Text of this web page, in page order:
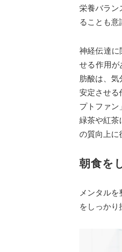
栄養バラン
ることも意
神経伝達に
せる作用が
肪酸は、気
安定させる
プトファン
緑茶や紅茶
の質向上に
朝食を
メンタル
をしっかり